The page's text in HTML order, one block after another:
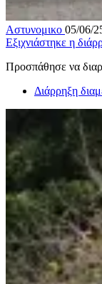
Αστυνομικο 05/06/
Εξιχνιάστηκε η
Προσπάθησε να
Διάρρηξη